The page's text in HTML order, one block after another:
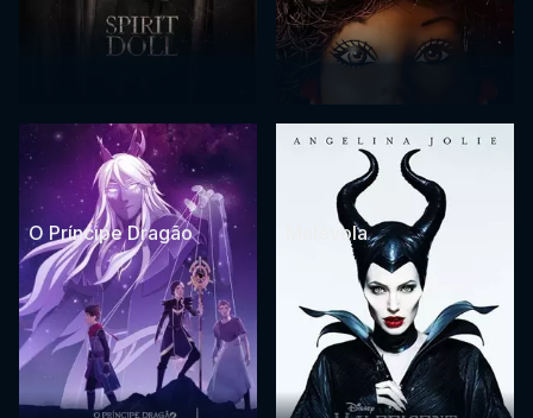
O Príncipe Dragão Malévola